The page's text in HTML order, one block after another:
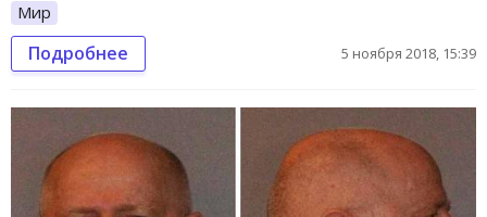
Мир
Подробнее 5 ноября 2018, 15:39